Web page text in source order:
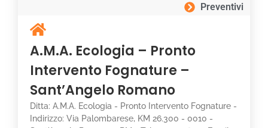
Preventivi
A.M.A. Ecologia – Pronto
Intervento Fognature –
Sant’Angelo Romano
Ditta: A.M.A. Ecologia - Pronto Intervento Fognature -
Indirizzo: Via Palombarese, KM 26.300 - 0010 -